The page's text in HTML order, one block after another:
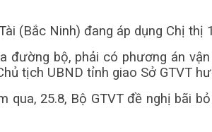
(Bắc Ninh) đang áp dụng Chị
đường bộ, phải có phương án
tịch UBND tỉnh giao Sở GTVT
25.8, Bộ GTVT đề nghị bãi